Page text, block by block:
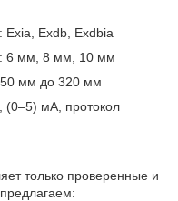
: Exia, Exdb, Exdbia
: 6 мм, 8 мм, 10 мм
50 мм до 320 мм
(0–5) мА, протокол
только проверенные и